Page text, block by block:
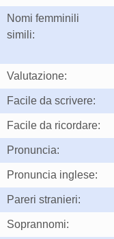
Nomi femminili
simili:
Valutazione:
Facile da scrivere:
Facile da ricordare:
Pronuncia:
Pronuncia inglese:
Pareri stranieri:
Soprannomi: